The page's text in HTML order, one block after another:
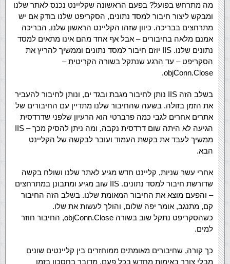
מה מתרחש בפועל? בפעם הראשונה שקליינט נכנס לאתר שלנו
ומבקש ליצור חיבור למסד נתונים, הסקריפט שלנו בודק אם יש
מתרחצים בבריכה. כיוון שזהו הקליינט הראשון שלנו, הבריכה
אמנם מלאה בחיבורים – אבל אף אחד מהם אינו מתאים למסד
נתונים שלנו. IIS יוזם חיבור למסד נתונים וממשיך להריץ את
הסקריפט – עד הרגע שנתקל בשורה הקריטית –
objConn.Close.
בשלב הזה IIS נותן לחיבור מגבת ובגד ים, ונותן לחיבור להעביר
את הזמן בזולה. בשעה שהחיבור שלנו מתדיין עם החיבורים של
אתרים אחרים לגבי כמה פרברטי הוא הרעיון שלפני שדרדסית
הגיעה לא היתה שום דרדסית נקבה, ומה ניתן להסיק מכך – IIS
ממשיך לעבד את בקשת העמוד ועובר לבקשה של הקליינט
הבא.
אחרי עשר שניות, קליינט חדש מגיע לאתר שלנו ושולח בקשה
שדורשת חיבור למסד נתונים. IIS שוב מגיע ומתבונן במתרחצים
– והפעם מוצא את החיבור המאומת שלנו. בשלב הזה החיבור
קם, מתנגב, אומר יפה שלום, והולך לעשות את שלו.
כשהסקריפט נתקל שוב בשורה objConn.Close, החיבור חוזר
למים.
כך קורה, שחיבורים מאומתים ממוחזרים בין קליינטים שונים
מבלי צורך באימות מחדש בכל פעם. מדובר בחסכון בזמן